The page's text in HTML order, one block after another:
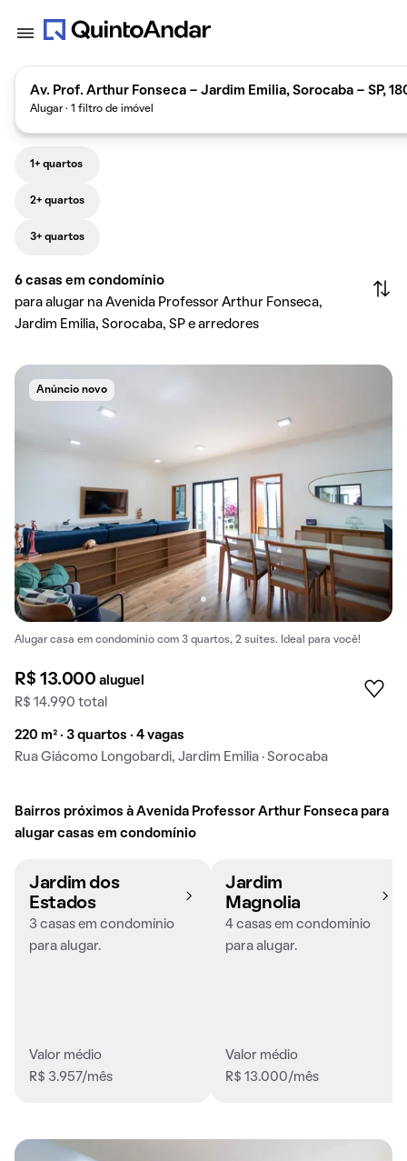
Av. Prof. Arthur Fonseca - Jardim Emilia, Sorocaba - SP,
Alugar · 1 filtro de imóvel
1+ quartos
2+ quartos
3+ quartos
6 casas em condomínio
para alugar na Avenida Professor Arthur Fonseca,
Jardim Emilia, Sorocaba, SP e arredores
Anúncio novo
Alugar casa em condomínio com 3 quartos, 2 suítes. Ideal para você!
R$ 13.000aluguel
R$ 14.990 total
220 m² · 3 quartos · 4 vagas
Rua Giácomo Longobardi, Jardim Emilia · Sorocaba
Bairros próximos à Avenida Professor Arthur Fonseca para
alugar casas em condomínio
Jardim dos
Estados
3 casas em condomínio
para alugar.
Valor médio
R$ 3.957/mês
Jardim
Magnolia
4 casas em condomínio
para alugar.
Valor médio
R$ 13.000/mês